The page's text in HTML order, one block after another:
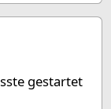
gestartet